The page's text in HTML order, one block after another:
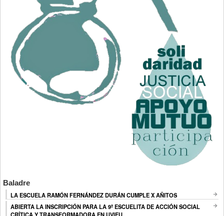
Baladre
LA ESCUELA RAMÓN FERNÁNDEZ DURÁN CUMPLE X AÑITOS
ABIERTA LA INSCRIPCIÓN PARA LA 9ª ESCUELITA DE ACCIÓN SOCIAL